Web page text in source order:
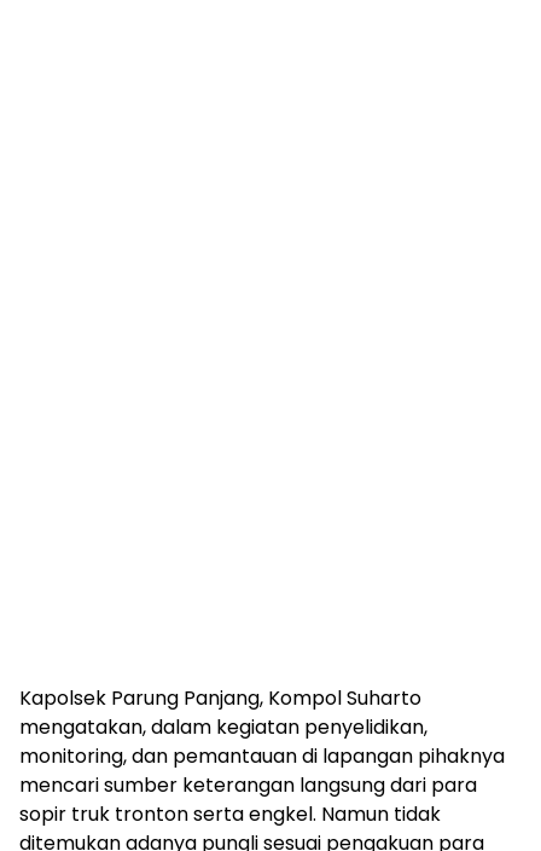
Kapolsek Parung Panjang, Kompol Suharto
mengatakan, dalam kegiatan penyelidikan,
monitoring, dan pemantauan di lapangan pihaknya
mencari sumber keterangan langsung dari para
sopir truk tronton serta engkel. Namun tidak
ditemukan adanya pungli sesuai pengakuan para